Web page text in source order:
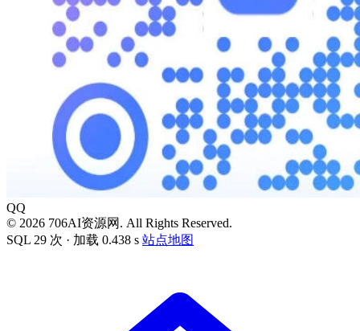
QQ
© 2026 706AI资源网. All Rights Reserved.
SQL 29 次 · 加载 0.438 s 站点地图